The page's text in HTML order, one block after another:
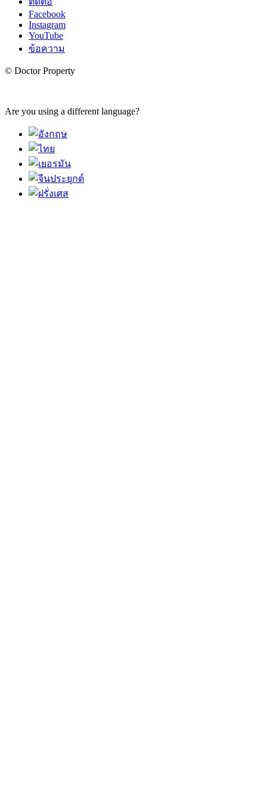
Facebook
Instagram
YouTube
ข้อความ
© Doctor Property
Are you using a different language?